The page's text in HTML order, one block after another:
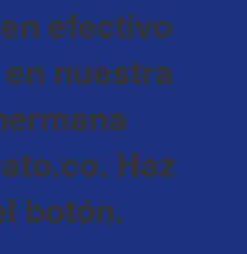
efectivo
nuestra
Haz
botón.